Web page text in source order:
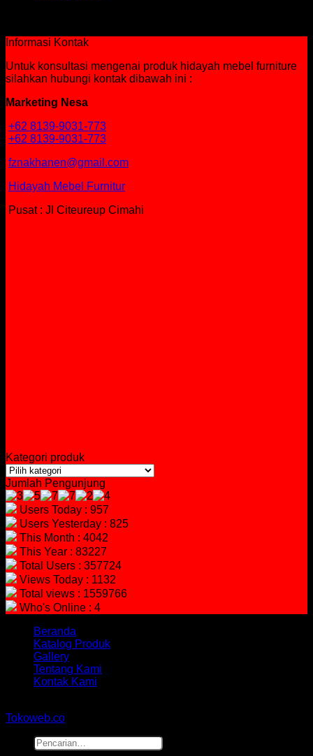
Informasi Kontak
Untuk konsultasi mengenai produk hidayah mebel furniture
silahkan hubungi kontak dibawah ini :
Marketing Nesa
+62 8139-9031-773
+62 8139-9031-773
fznakhanen@gmail.com
Hidayah Mebel Furnitur
Pusat : Jl Citeureup Cimahi
Kategori produk
Jumlah Pengunjung
Users Today : 957
Users Yesterday : 825
This Month : 4042
This Year : 83227
Total Users : 357724
Views Today : 1132
Total views : 1559766
Who's Online : 4
Beranda
Katalog Produk
Gallery
Tentang Kami
Kontak Kami
Tokoweb.co
Pencarian
untuk: